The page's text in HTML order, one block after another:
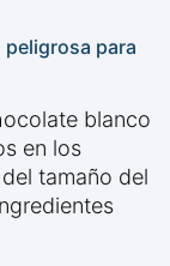
para
blanco
en los
tamaño del